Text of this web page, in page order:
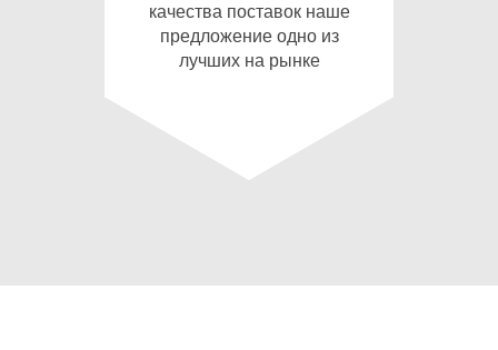
качества поставок наше
предложение одно из
лучших на рынке